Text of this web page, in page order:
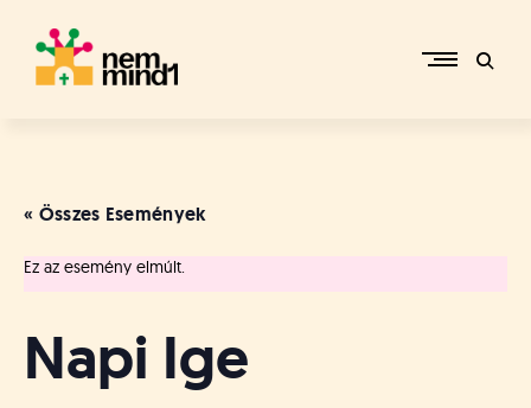
content
p
r
i
R
« Összes Események
Ez az esemény elmúlt.
Napi Ige